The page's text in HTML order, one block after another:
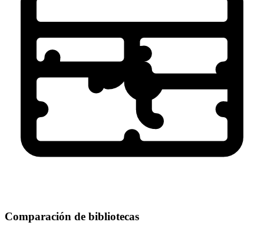
Comparación de bibliotecas